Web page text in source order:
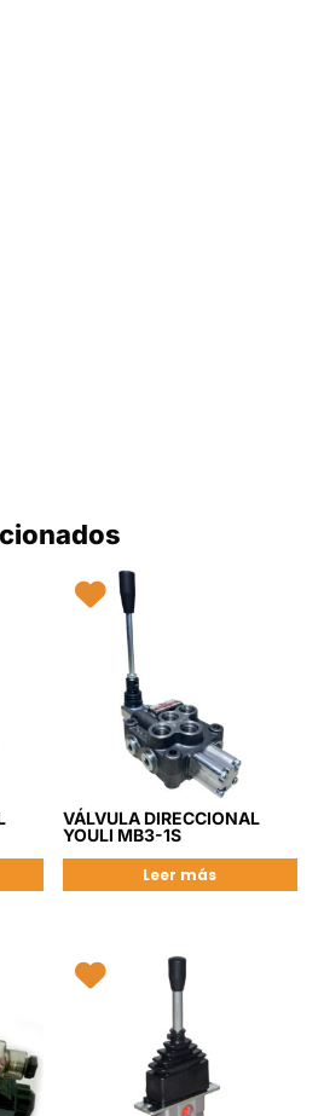
VÁLVULA DIRECCIONAL
YOULI MB3-1S
Leer más